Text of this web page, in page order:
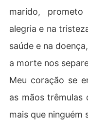
marido,
alegria e na
saúde e na
a morte nos
Meu coração se
as mãos trêmulas
mais que ninguém